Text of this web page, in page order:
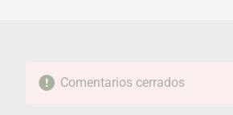
Comentarios cerrados